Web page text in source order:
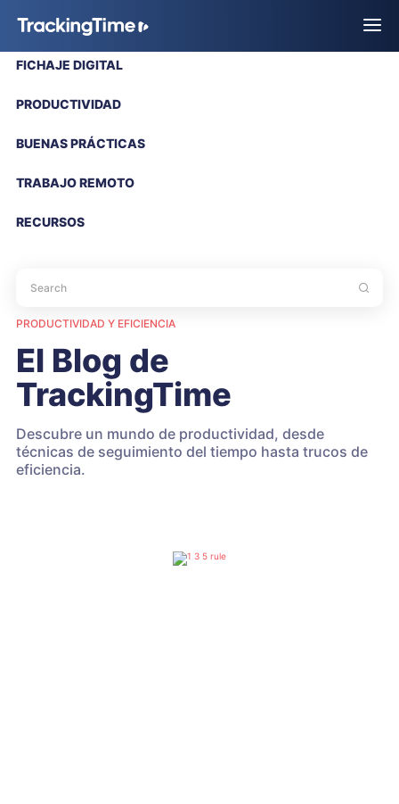
FICHAJE DIGITAL
PRODUCTIVIDAD
BUENAS PRÁCTICAS
TRABAJO REMOTO
RECURSOS
PRODUCTIVIDAD Y EFICIENCIA
El Blog de
TrackingTime
Descubre un mundo de productividad, desde
técnicas de seguimiento del tiempo hasta trucos de
eficiencia.